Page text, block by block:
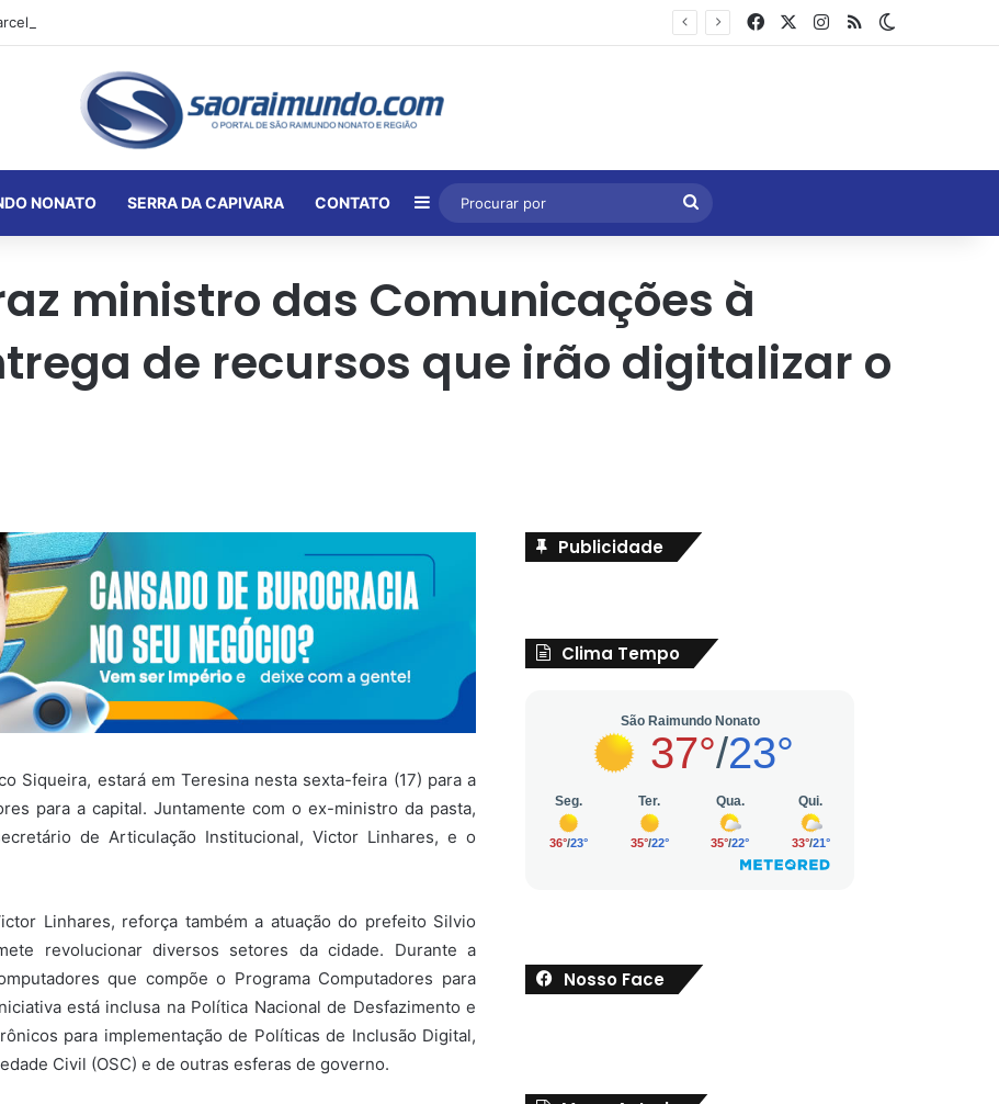
FacebookInstagram
RSS
NONATO SERRA DA CAPIVARA CONTATO Barra Lateral
Procurar
por
ministro das Comunicações à
de recursos que irão digitalizar o
Siqueira, estará em Teresina nesta sexta-feira (17) para a
para a capital. Juntamente com o ex-ministro da pasta,
de Articulação Institucional, Victor Linhares, e o
Linhares, reforça também a atuação do prefeito Silvio
revolucionar diversos setores da cidade. Durante a
que compõe o Programa Computadores para
está inclusa na Política Nacional de Desfazimento e
para implementação de Políticas de Inclusão Digital,
Civil (OSC) e de outras esferas de governo.
Publicidade
Clima Tempo
Nosso Face